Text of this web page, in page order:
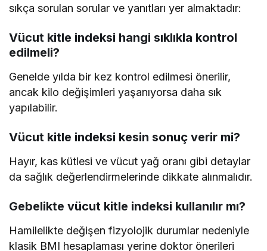
sıkça sorulan sorular ve yanıtları yer almaktadır:
Vücut kitle indeksi hangi sıklıkla kontrol
edilmeli?
Genelde yılda bir kez kontrol edilmesi önerilir,
ancak kilo değişimleri yaşanıyorsa daha sık
yapılabilir.
Vücut kitle indeksi kesin sonuç verir mi?
Hayır, kas kütlesi ve vücut yağ oranı gibi detaylar
da sağlık değerlendirmelerinde dikkate alınmalıdır.
Gebelikte vücut kitle indeksi kullanılır mı?
Hamilelikte değişen fizyolojik durumlar nedeniyle
klasik BMI hesaplaması yerine doktor önerileri